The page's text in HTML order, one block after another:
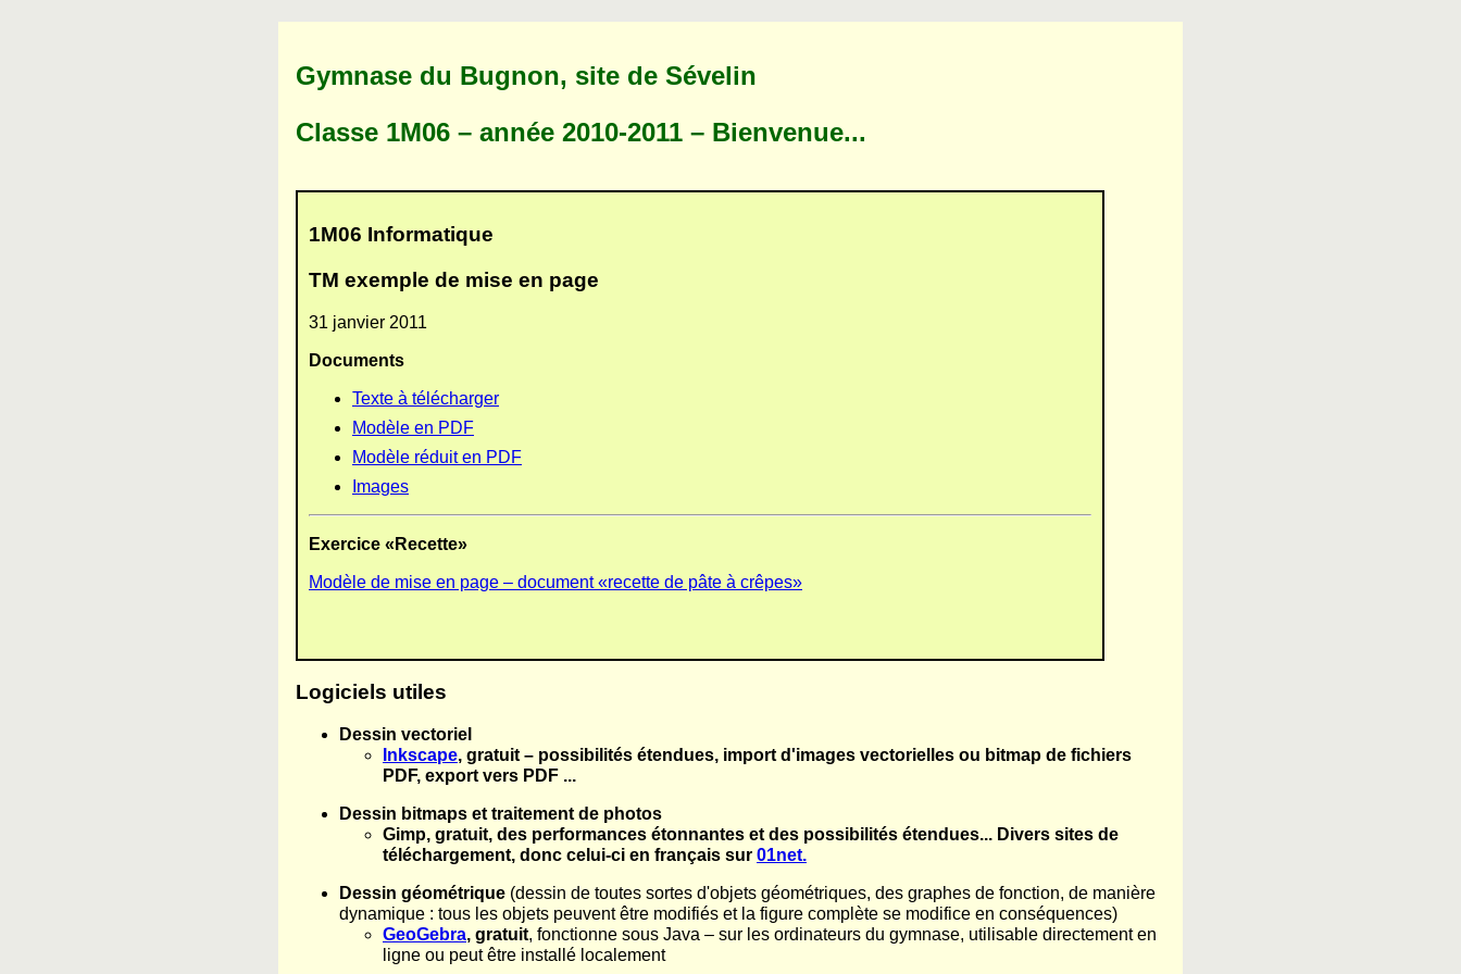
Gymnase du Bugnon, site de Sévelin
Classe 1M06 – année 2010-2011 – Bienvenue...
1M06 Informatique
TM exemple de mise en page
31 janvier 2011
Documents
Texte à télécharger
Modèle en PDF
Modèle réduit en PDF
Images
Exercice «Recette»
Modèle de mise en page – document «recette de pâte à crêpes»
Logiciels utiles
Dessin vectoriel
Inkscape, gratuit – possibilités étendues, import d'images vectorielles ou bitmap de fichiers
PDF, export vers PDF ...
Dessin bitmaps et traitement de photos
Gimp, gratuit, des performances étonnantes et des possibilités étendues... Divers sites de
téléchargement, donc celui-ci en français sur 01net.
Dessin géométrique (dessin de toutes sortes d'objets géométriques, des graphes de fonction, de manière
dynamique : tous les objets peuvent être modifiés et la figure complète se modifice en conséquences)
GeoGebra, gratuit, fonctionne sous Java – sur les ordinateurs du gymnase, utilisable directement en
ligne ou peut être installé localement